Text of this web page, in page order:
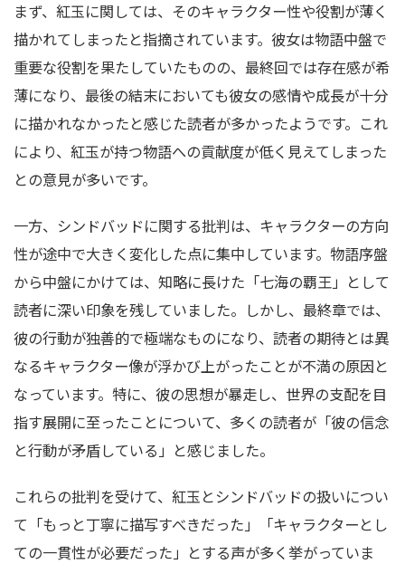
まず、紅玉に関しては、そのキャラクター性や役割が薄く
描かれてしまったと指摘されています。彼女は物語中盤で
重要な役割を果たしていたものの、最終回では存在感が希
薄になり、最後の結末においても彼女の感情や成長が十分
に描かれなかったと感じた読者が多かったようです。これ
により、紅玉が持つ物語への貢献度が低く見えてしまった
との意見が多いです。
一方、シンドバッドに関する批判は、キャラクターの方向
性が途中で大きく変化した点に集中しています。物語序盤
から中盤にかけては、知略に長けた「七海の覇王」として
読者に深い印象を残していました。しかし、最終章では、
彼の行動が独善的で極端なものになり、読者の期待とは異
なるキャラクター像が浮かび上がったことが不満の原因と
なっています。特に、彼の思想が暴走し、世界の支配を目
指す展開に至ったことについて、多くの読者が「彼の信念
と行動が矛盾している」と感じました。
これらの批判を受けて、紅玉とシンドバッドの扱いについ
て「もっと丁寧に描写すべきだった」「キャラクターとし
ての一貫性が必要だった」とする声が多く挙がっていま